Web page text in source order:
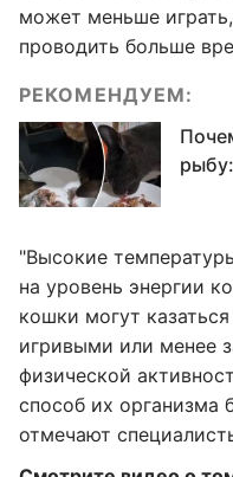
может меньше
проводить больше
РЕКОМЕНДУЕМ:
"Высокие
на уровень энергии
кошки могут
игривыми или менее
физической
способ их организма
отмечают